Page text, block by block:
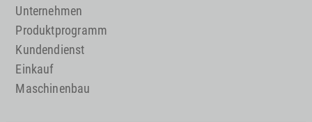
Unternehmen
Produktprogramm
Kundendienst
Einkauf
Maschinenbau